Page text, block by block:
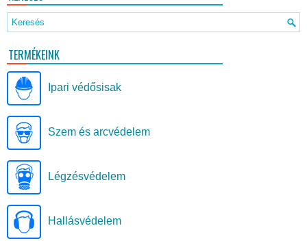
TERMÉKEINK
Ipari védősisak
Szem és arcvédelem
Légzésvédelem
Hallásvédelem